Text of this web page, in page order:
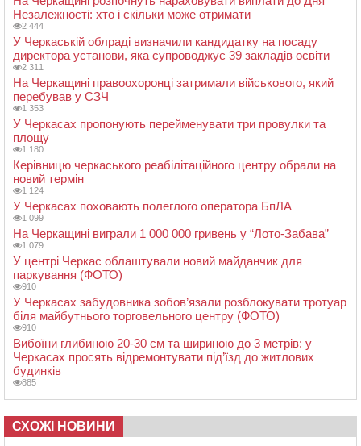
Незалежності: хто і скільки може отримати
2 444
У Черкаській облраді визначили кандидатку на посаду
директора установи, яка супроводжує 39 закладів освіти
2 311
На Черкащині правоохоронці затримали військового, який
перебував у СЗЧ
1 353
У Черкасах пропонують перейменувати три провулки та
площу
1 180
Керівницю черкаського реабілітаційного центру обрали на
новий термін
1 124
У Черкасах поховають полеглого оператора БпЛА
1 099
На Черкащині виграли 1 000 000 гривень у “Лото-Забава”
1 079
У центрі Черкас облаштували новий майданчик для
паркування (ФОТО)
910
У Черкасах забудовника зобов’язали розблокувати тротуар
біля майбутнього торговельного центру (ФОТО)
910
Вибоїни глибиною 20-30 см та шириною до 3 метрів: у
Черкасах просять відремонтувати під’їзд до житлових
будинків
885
СХОЖІ НОВИНИ